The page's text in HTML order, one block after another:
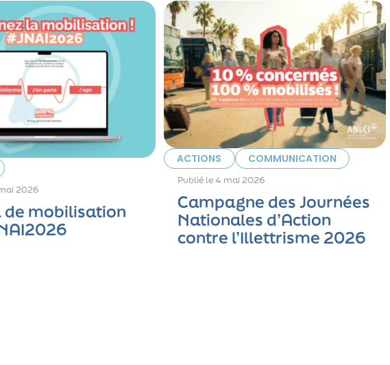
2026
mobilisation
ACTIONS COMMUNICATION
Publié le 4 mai 2026
Campagne des Journées
Nationales d’Action
contre l’Illettrisme 2026